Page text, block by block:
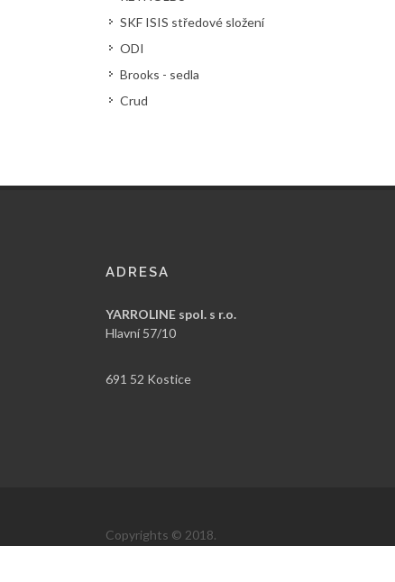
SKF ISIS středové složení
ODI
Brooks - sedla
Crud
ADRESA
YARROLINE spol. s r.o.
Hlavní 57/10
691 52 Kostice
Copyrights © 2018.